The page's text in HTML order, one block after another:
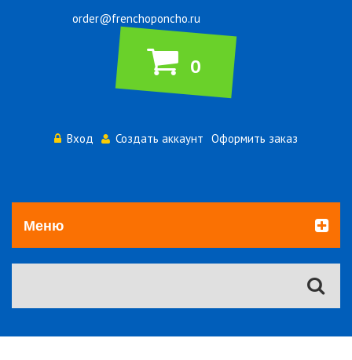
order@frenchoponcho.ru
0
Вход Создать аккаунт Оформить заказ
Меню